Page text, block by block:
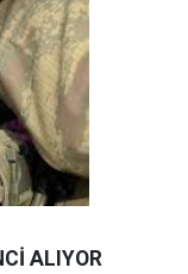
ALIYOR